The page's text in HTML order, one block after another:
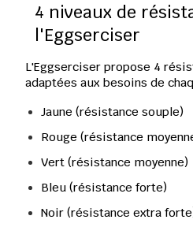
4 niveaux de
l'Eggserciser
L'Eggserciser propose 4
adaptées aux besoins de
Jaune (résistance souple)
Rouge (résistance
Vert (résistance moyenne)
Bleu (résistance forte)
Noir (résistance extra